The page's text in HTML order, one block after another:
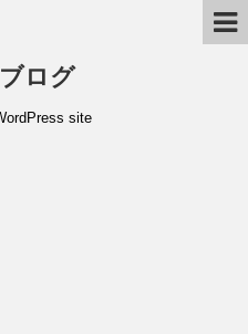
ログ
site